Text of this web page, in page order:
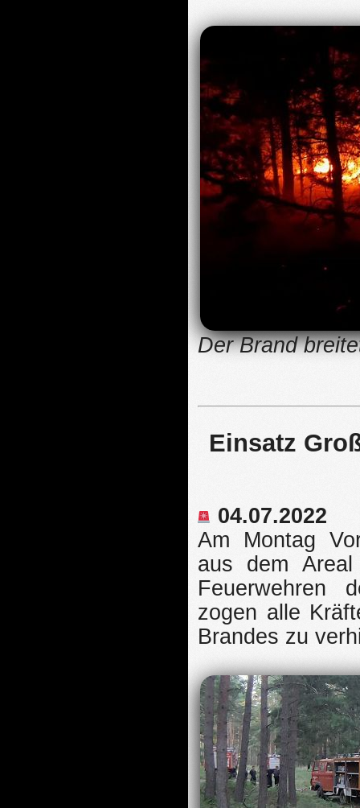
Der Brand
Einsatz
04.07.2022
Am Montag
aus dem
Feuerwehren
zogen alle
Brandes zu